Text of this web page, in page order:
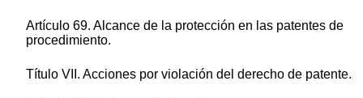
Artículo 69. Alcance de la protección en las patentes de
procedimiento.
Título VII. Acciones por violación del derecho de patente.